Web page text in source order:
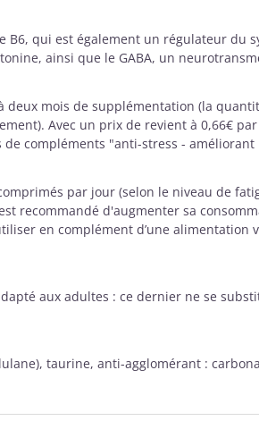
B6, qui est également un régulateur
ainsi que le GABA, un
deux mois de supplémentation (la
Avec un prix de revient à 0,66€
compléments "anti-stress -
par jour (selon le niveau de
recommandé d'augmenter sa
en complément d’une alimentation
aux adultes : ce dernier ne se
taurine, anti-agglomérant :